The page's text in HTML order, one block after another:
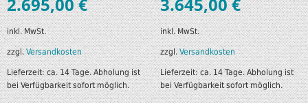
2.695,00€
inkl. MwSt.
zzgl.Versandkosten
Lieferzeit:ca. 14 Tage. Abholung ist
bei Verfügbarkeit sofort möglich.
3.645,00€
inkl. MwSt.
zzgl.Versandkosten
Lieferzeit:ca. 14 Tage. Abholung ist
bei Verfügbarkeit sofort möglich.